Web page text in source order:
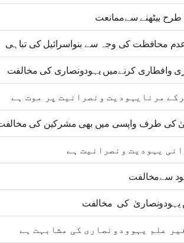
طرح بیٹھنے سےممانعت
محافظت کی وجہ سے بنواسرائیل کی تباہی
وافطاری کرنےمیں یہودونصاری کی مخالفت
مرنایہودیت ونصرانیت پر موت ہے
یہودیت ونصرانیت ہے
سےمخالفت
یہودونصاریٰ کی مخالفت
علم یہوودونصاری کی مشابہت ہے